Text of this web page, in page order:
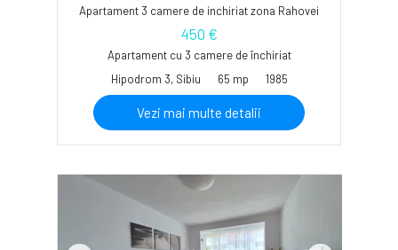
Apartament 3 camere de inchiriat zona Rahovei
450 €
Apartament cu 3 camere de închiriat
Hipodrom 3, Sibiu
65 mp 1985
Vezi mai multe detalii